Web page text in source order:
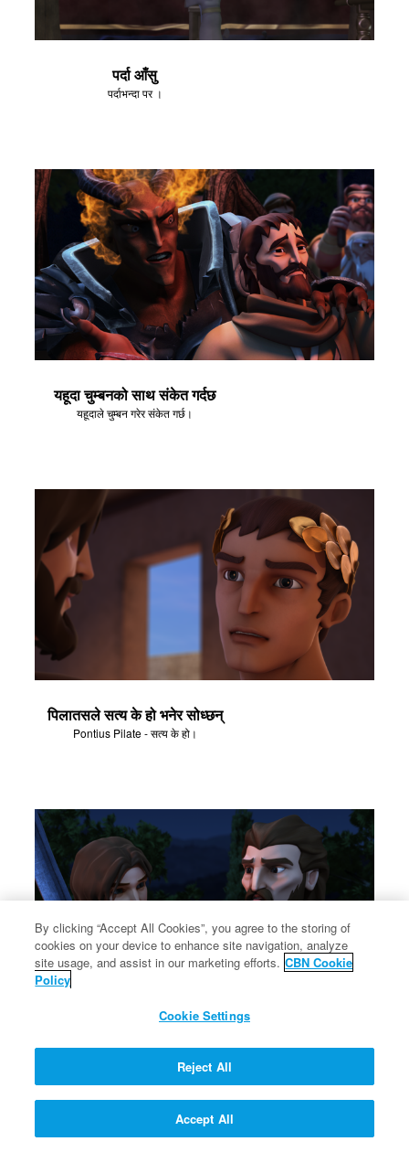
पर्दा आँसु
पर्दाभन्दा पर ।
यहूदा चुम्बनको साथ संकेत गर्दछ
यहूदाले चुम्बन गरेर संकेत गर्छ।
पिलातसले सत्य के हो भनेर सोध्छन्
Pontius Pilate - सत्य के हो।
पत्रुसले येशूलाई बचाउन खोज्छन्।
By clicking “Accept All Cookies”, you agree to the storing of
cookies on your device to enhance site navigation, analyze
site usage, and assist in our marketing efforts. CBN Cookie
Policy
Cookie Settings
Reject All
Accept All